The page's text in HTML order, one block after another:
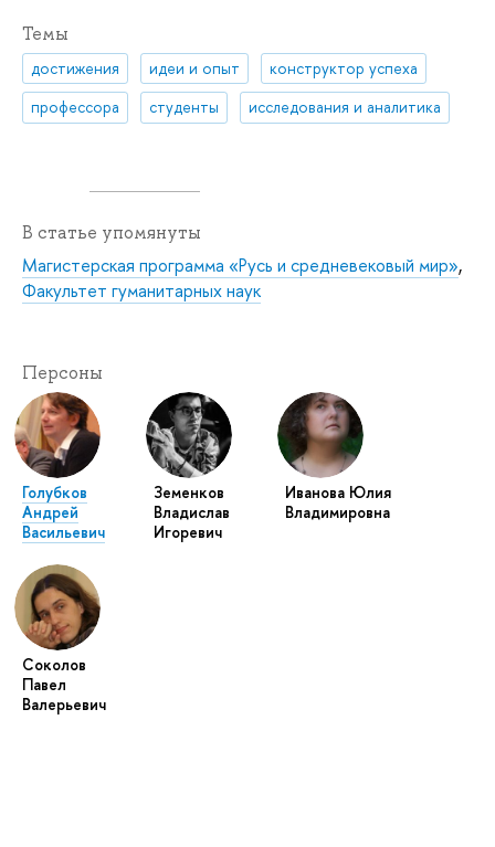
Темы
достижения идеи и опыт
конструктор успеха
профессора
студенты исследования и аналитика
В статье упомянуты
Магистерская программа «Русь и средневековый мир»,
Факультет гуманитарных наук
Персоны
Голубков
Андрей
Васильевич
Земенков
Владислав
Игоревич
Иванова Юлия
Владимировна
Соколов
Павел
Валерьевич